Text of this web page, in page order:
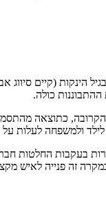
הינקות (קיים
כולה.
כתוצאה
ולמשפחה לעלות על
בעקבות החלטות
במקרה זה פנייה